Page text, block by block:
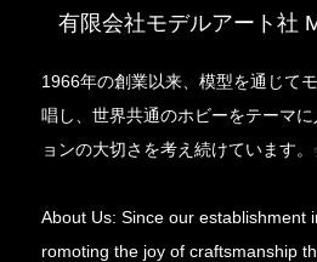
有限会社モデルアート社
1966年の創業以来、模型を通じて
唱し、世界共通のホビーをテーマ
ョンの大切さを考え続けています。
About Us: Since our establishment
romoting the joy of craftsmanship